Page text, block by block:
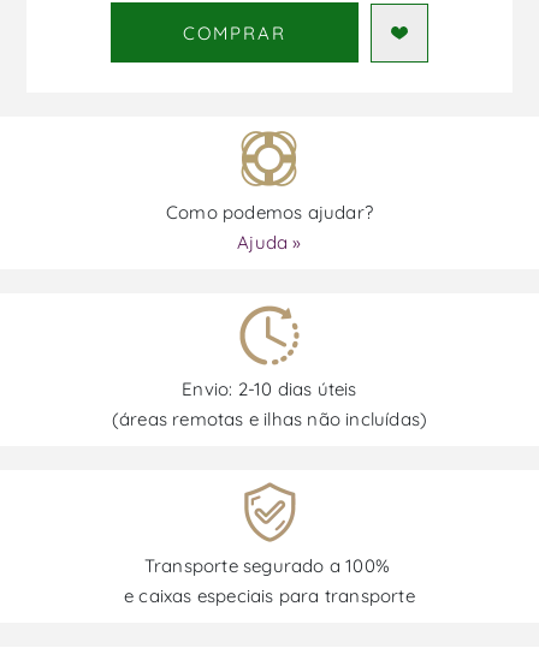
COMPRAR
Como podemos ajudar?
Ajuda »
Envio: 2-10 dias úteis
(áreas remotas e ilhas não incluídas)
Transporte segurado a 100%
e caixas especiais para transporte